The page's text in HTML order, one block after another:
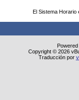
El Sistema
Copyright © 2026
Traducción por